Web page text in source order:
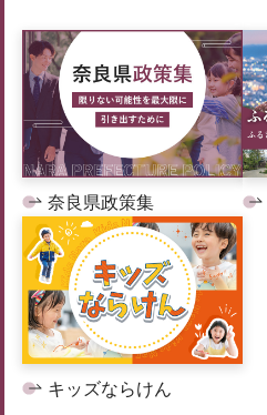
奈良県政策集
キッズならけん